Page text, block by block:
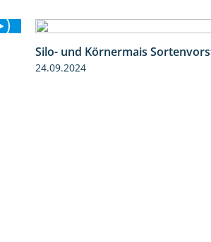
Silo- und Körnermais
24.09.2024